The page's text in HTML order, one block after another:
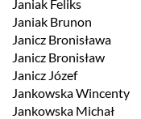
Janiak Feliks
Janiak Brunon
Janicz Bronisława
Janicz Bronisław
Janicz Józef
Jankowska Wincenty
Jankowska Michał